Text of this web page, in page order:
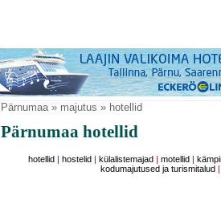
Pärnumaa» majutus » hotellid
Pärnumaa hotellid
hotellid hostelid külalistemajad |motellid
kodumajutused ja turismitalud